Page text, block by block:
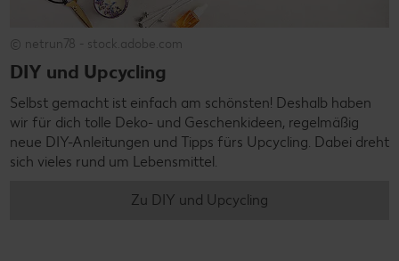
© netrun78 - stock.adobe.com
DIY und Upcycling
Selbst gemacht ist einfach am schönsten! Deshalb haben
wir für dich tolle Deko- und Geschenkideen, regelmäßig
neue DIY-Anleitungen und Tipps fürs Upcycling. Dabei dreht
sich vieles rund um Lebensmittel.
Zu DIY und Upcycling